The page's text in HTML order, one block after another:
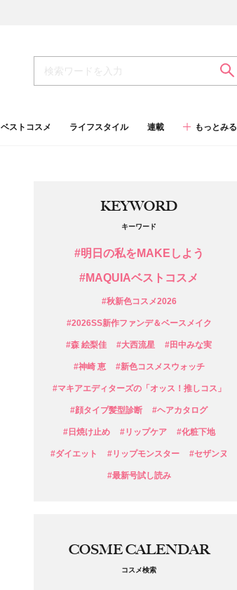
ベストコスメ ライフスタイル 連載 もっとみる
KEYWORD
キーワード
#明日の私をMAKEしよう
#MAQUIAベストコスメ
#秋新色コスメ2026
#2026SS新作ファンデ＆ベースメイク
#森 絵梨佳 #大西流星 #田中みな実
#神崎 恵 #新色コスメスウォッチ
#マキアエディターズの「オッス！推しコス」
#顔タイプ髪型診断 #ヘアカタログ
#日焼け止め #リップケア #化粧下地
#ダイエット #リップモンスター #セザンヌ
#最新号試し読み
COSME CALENDAR
コスメ検索